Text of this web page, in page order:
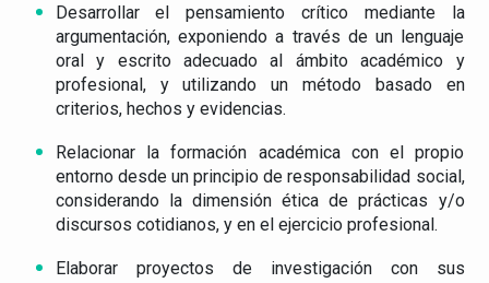
Desarrollar el pensamiento crítico mediante la
argumentación, exponiendo a través de un lenguaje
oral y escrito adecuado al ámbito académico y
profesional, y utilizando un método basado en
criterios, hechos y evidencias.
Relacionar la formación académica con el propio
entorno desde un principio de responsabilidad social,
considerando la dimensión ética de prácticas y/o
discursos cotidianos, y en el ejercicio profesional.
Elaborar proyectos de investigación con sus